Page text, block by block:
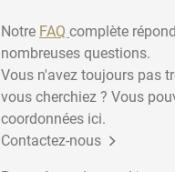
Notre FAQ complète
nombreuses questions.
Vous n'avez toujours pas
vous cherchiez ? Vous
coordonnées ici.
Contactez-nous